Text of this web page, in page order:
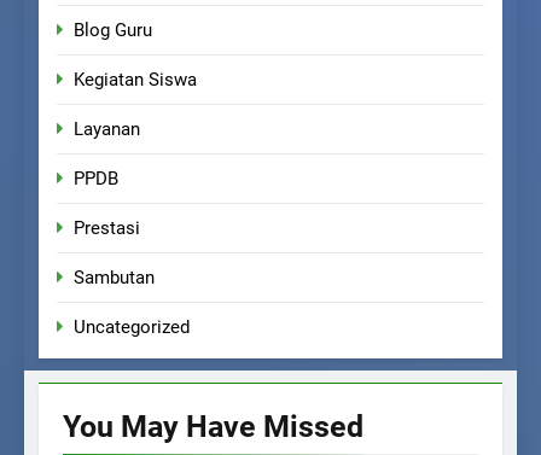
Blog Guru
Kegiatan Siswa
Layanan
PPDB
Prestasi
Sambutan
Uncategorized
You May Have Missed